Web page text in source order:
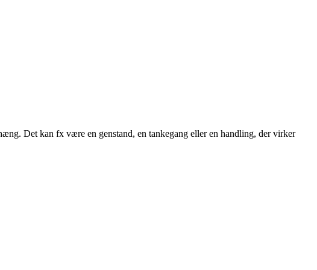
Det kan fx være en genstand, en tankegang eller en handling, der virker